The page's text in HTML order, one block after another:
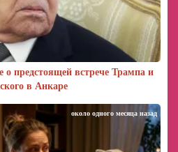
о предстоящей встрече Трампа и
в Анкаре
около одного месяца назад